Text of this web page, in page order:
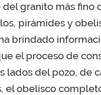
granito más fino
pirámides y
brindado
el proceso de
lados del pozo, de
el obelisco